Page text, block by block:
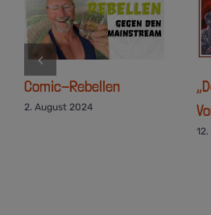
Comic-Rebellen
2. August 2024